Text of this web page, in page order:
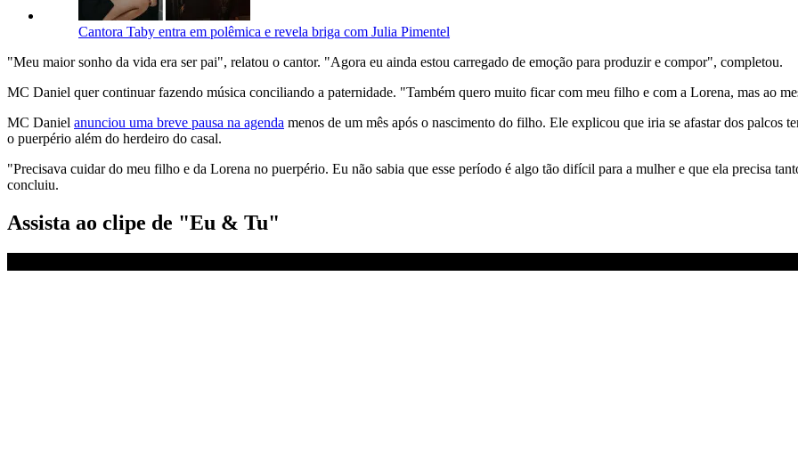
Cantora Taby entra em polêmica e revela briga com Julia Pimentel
"Meu maior sonho da vida era ser pai", relatou o cantor. "Agora eu ainda estou carregado de emoção para produzir e compor", completou.
MC Daniel quer continuar fazendo música conciliando a paternidade. "Também quero muito ficar com meu filho e com a Lorena, mas ao
MC Daniel anunciou uma breve pausa na agenda menos de um mês após o nascimento do filho. Ele explicou que iria se afastar dos palcos
o puerpério além do herdeiro do casal.
"Precisava cuidar do meu filho e da Lorena no puerpério. Eu não sabia que esse período é algo tão difícil para a mulher e que ela precisa
concluiu.
Assista ao clipe de "Eu & Tu"